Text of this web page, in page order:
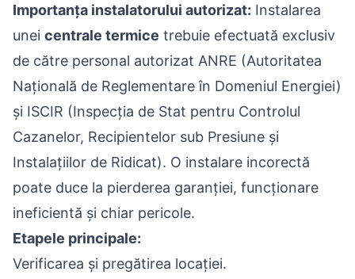
Importanța instalatorului autorizat: Instalarea
unei centrale termice trebuie efectuată exclusiv
de către personal autorizat ANRE (Autoritatea
Națională de Reglementare în Domeniul Energiei)
și ISCIR (Inspecția de Stat pentru Controlul
Cazanelor, Recipientelor sub Presiune și
Instalațiilor de Ridicat). O instalare incorectă
poate duce la pierderea garanției, funcționare
ineficientă și chiar pericole.
Etapele principale:
Verificarea și pregătirea locației.